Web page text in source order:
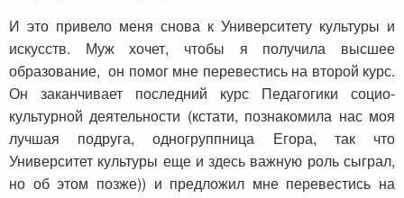
И это привело меня снова к Университету культуры и
искусств. Муж хочет, чтобы я получила высшее
образование, он помог мне перевестись на второй курс.
Он заканчивает последний курс Педагогики социо-
культурной деятельности (кстати, познакомила нас моя
лучшая подруга, одногруппница Егора, так что
Университет культуры еще и здесь важную роль сыграл,
но об этом позже)) и предложил мне перевестись на